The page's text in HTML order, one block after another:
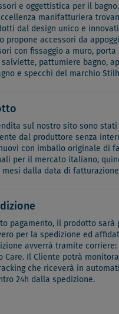
e oggettistica per il
manifatturiera
dal design unico e
propone accessori da
con fissaggio a muro, porta
pattumiere bagno,
e specchi del marchio
sul nostro sito sono stati
dal produttore senza
con imballo originale di
per il mercato italiano,
mesi dalla data di
pagamento, il prodotto sarà
per la spedizione ed
avverrà tramite corriere:
Care. Il Cliente potrà
che riceverà in
24h dalla spedizione.